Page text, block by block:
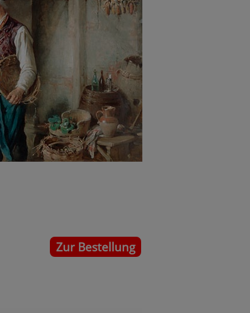
Zur Bestellung